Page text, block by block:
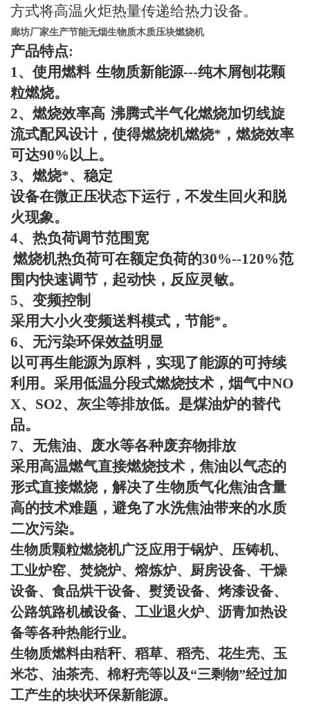
方式将高温火炬热量传递给热力设备。
廊坊厂家生产节能无烟生物质木质压块燃烧机
产品特点:
1、使用燃料 生物质新能源---纯木屑刨花颗
粒燃烧。
2、燃烧效率高 沸腾式半气化燃烧加切线旋
流式配风设计，使得燃烧机燃烧*，燃烧效率
可达90%以上。
3、燃烧*、稳定
设备在微正压状态下运行，不发生回火和脱
火现象。
4、热负荷调节范围宽
燃烧机热负荷可在额定负荷的30%--120%范
围内快速调节，起动快，反应灵敏。
5、变频控制
采用大小火变频送料模式，节能*。
6、无污染环保效益明显
以可再生能源为原料，实现了能源的可持续
利用。采用低温分段式燃烧技术，烟气中NO
X、 SO2、灰尘等排放低。是煤油炉的替代
品。
7、无焦油、废水等各种废弃物排放
采用高温燃气直接燃烧技术，焦油以气态的
形式直接燃烧，解决了生物质气化焦油含量
高的技术难题，避免了水洗焦油带来的水质
二次污染。
生物质颗粒燃烧机广泛应用于锅炉、压铸机、
工业炉窑、焚烧炉、熔炼炉、厨房设备、干燥
设备、食品烘干设备、熨烫设备、烤漆设备、
公路筑路机械设备、工业退火炉、沥青加热设
备等各种热能行业。
生物质燃料由秸秆、稻草、稻壳、花生壳、玉
米芯、油茶壳、棉籽壳等以及“三剩物”经过加
工产生的块状环保新能源。